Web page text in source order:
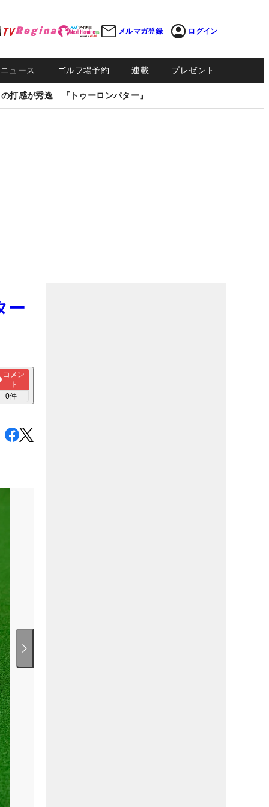
メルマガ登録 ログイン
ュース ゴルフ場予約 連載 プレゼント
打感が秀逸 『トゥーロンパター』
ー
コメン
ト
0件